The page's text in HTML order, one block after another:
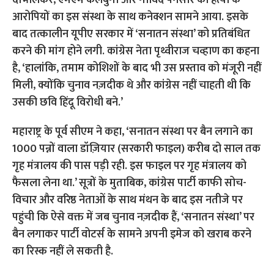
आरोपियों का इस संस्था के साथ कनेक्शन सामने आया. इसके
बाद तत्कालीन यूपीए सरकार में ‘सनातन संस्था’ को प्रतिबंधित
करने की मांग होने लगी.कांग्रेस नेता पृथ्वीराज चव्हाण का कहना
है, ‘हालांकि, तमाम कोशिशों के बाद भी उस प्रस्ताव को मंजूरी नहीं
मिली, क्योंकि चुनाव नज़दीक थे और कांग्रेस नहीं चाहती थी कि
उसकी छवि हिंदू विरोधी बने.’
महाराष्ट्र के पूर्व सीएम ने कहा, ‘सनातन संस्था पर बैन लगाने का
1000 पन्नों वाला डॉज़ियार (सरकारी फाइल) करीब दो साल तक
गृह मंत्रालय की पास पड़ी रही. इस फाइल पर गृह मंत्रालय को
फैसला लेना था.’ सूत्रों के मुताबिक, कांग्रेस पार्टी काफी सोच-
विचार और वरिष्ठ नेताओं के साथ मंथन के बाद इस नतीजे पर
पहुंची कि ऐसे वक्त में जब चुनाव नज़दीक हैं, ‘सनातन संस्था’ पर
बैन लगाकर पार्टी वोटर्स के सामने अपनी इमेज को खराब करने
का रिस्क नहीं ले सकती है.